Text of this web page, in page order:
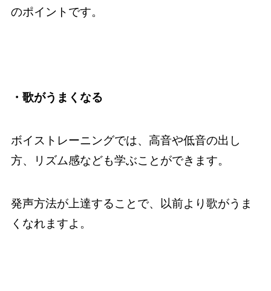
のポイントです。
・歌がうまくなる
ボイストレーニングでは、高音や低音の出し
方、リズム感なども学ぶことができます。
発声方法が上達することで、以前より歌がうま
くなれますよ。